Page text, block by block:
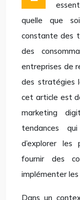
quelle que
constante des
des
entreprises de
des stratégies
cet article est
marketing
tendances
d’explorer
fournir des
implémenter
Dans un